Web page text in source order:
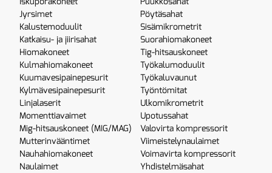
Jyrsimet
Kalustemoduulit
Katkaisu- ja jiirisahat
Hiomakoneet
Kulmahiomakoneet
Kuumavesipainepesurit
Kylmävesipainepesurit
Linjalaserit
Momenttiavaimet
Mig-hitsauskoneet (MIG/MAG)
Mutterinvääntimet
Nauhahiomakoneet
Naulaimet
Pöytäsahat
Sisämikrometrit
Suorahiomakoneet
Tig-hitsauskoneet
Työkalumoduulit
Työkaluvaunut
Työntömitat
Ulkomikrometrit
Upotussahat
Valovirta kompressorit
Viimeistelynaulaimet
Voimavirta kompressorit
Yhdistelmäsahat